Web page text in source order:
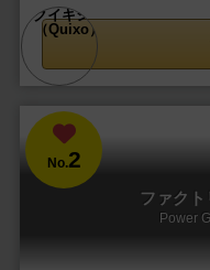
No.2
ファク
Power